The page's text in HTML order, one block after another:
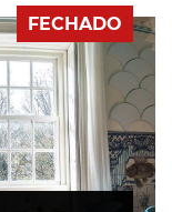
FECHADO